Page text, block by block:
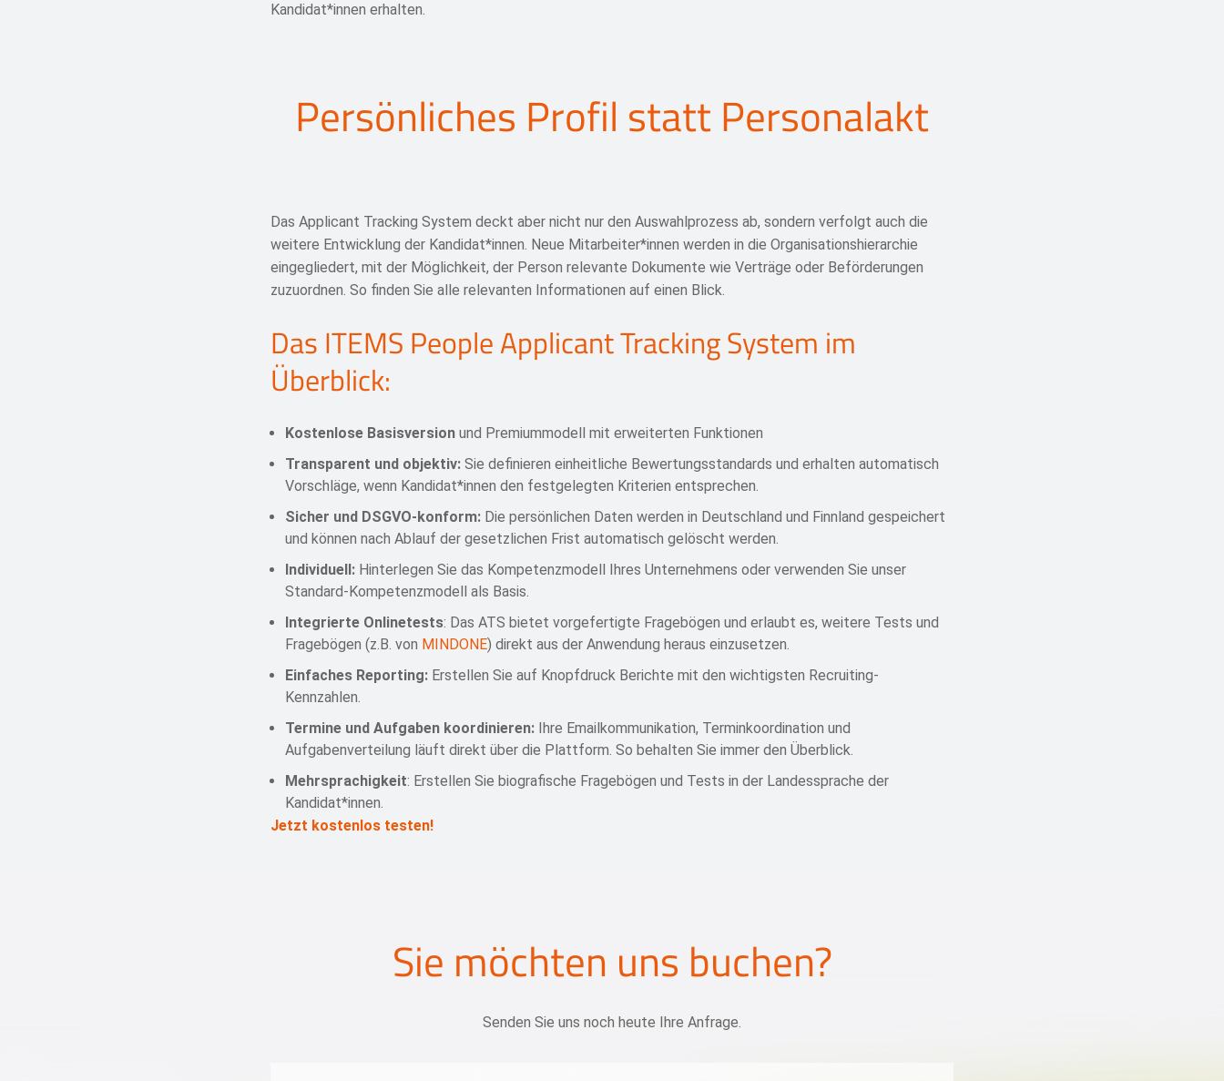
Kandidat*innen erhalten.
Persönliches Profil statt Personalakt
Das Applicant Tracking System deckt aber nicht nur den Auswahlprozess ab, sondern verfolgt auch die
weitere Entwicklung der Kandidat*innen. Neue Mitarbeiter*innen werden in die Organisationshierarchie
eingegliedert, mit der Möglichkeit, der Person relevante Dokumente wie Verträge oder Beförderungen
zuzuordnen. So finden Sie alle relevanten Informationen auf einen Blick.
Das ITEMS People Applicant Tracking System im
Überblick:
Kostenlose Basisversion und Premiummodell mit erweiterten Funktionen
Transparent und objektiv: Sie definieren einheitliche Bewertungsstandards und erhalten automatisch
Vorschläge, wenn Kandidat*innen den festgelegten Kriterien entsprechen.
Sicher und DSGVO-konform: Die persönlichen Daten werden in Deutschland und Finnland gespeichert
und können nach Ablauf der gesetzlichen Frist automatisch gelöscht werden.
Individuell: Hinterlegen Sie das Kompetenzmodell Ihres Unternehmens oder verwenden Sie unser
Standard-Kompetenzmodell als Basis.
Integrierte Onlinetests: Das ATS bietet vorgefertigte Fragebögen und erlaubt es, weitere Tests und
Fragebögen (z.B. von MINDONE) direkt aus der Anwendung heraus einzusetzen.
Einfaches Reporting: Erstellen Sie auf Knopfdruck Berichte mit den wichtigsten Recruiting-
Kennzahlen.
Termine und Aufgaben koordinieren: Ihre Emailkommunikation, Terminkoordination und
Aufgabenverteilung läuft direkt über die Plattform. So behalten Sie immer den Überblick.
Mehrsprachigkeit: Erstellen Sie biografische Fragebögen und Tests in der Landessprache der
Kandidat*innen.
Jetzt kostenlos testen!
Sie möchten uns buchen?
Senden Sie uns noch heute Ihre Anfrage.